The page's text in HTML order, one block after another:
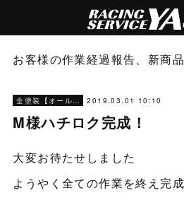
お客様の作業経過報告、新商
全塗装【オールペン】 2019.03.01 10:10
M様ハチロク完成！
大変お待たせしました
ようやく全ての作業を終え完成